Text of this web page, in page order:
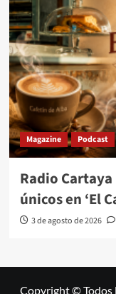
Magazine Podcast
Radio
únicos en ‘El
3 de agosto de 2026
Copyright © Todos